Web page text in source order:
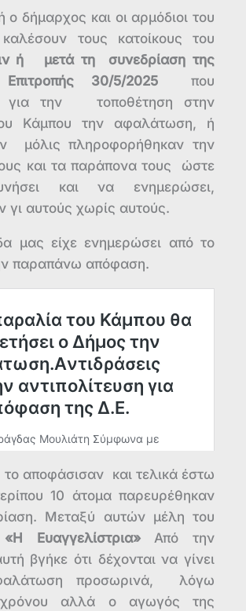
ο δήμαρχος και οι αρμόδιοι του
τους κατοίκους του
ή μετά τη συνεδρίαση της
Επιτροπής 30/5/2025που
για την τοποθέτηση στην
Κάμπου την αφαλάτωση, ή
μόλις πληροφορήθηκαν την
και τα παράπονα τους ώστε
και να ενημερώσει,
γι αυτούς χωρίς αυτούς.
μας είχε ενημερώσει από το
παραπάνω απόφαση.
το αποφάσισαν και τελικά έστω
10 άτομα παρευρέθηκαν
Μεταξύ αυτών μέλη του
«Η Ευαγγελίστρια»Από την
βγήκε ότι δέχονται να γίνει
προσωρινά, λόγω
χρόνου αλλά ο αγωγός της